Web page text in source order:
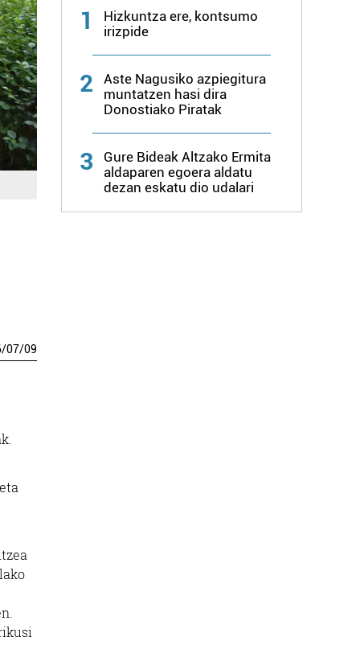
/07/09
1
Hizkuntza ere, kontsumo
irizpide
2
Aste Nagusiko azpiegitura
muntatzen hasi dira
Donostiako Piratak
3
Gure Bideak Altzako Ermita
aldaparen egoera aldatu
dezan eskatu dio udalari